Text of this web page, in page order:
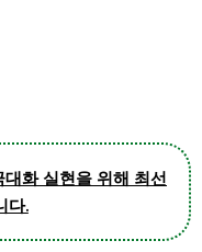
화 실현을 위해 최선
다.